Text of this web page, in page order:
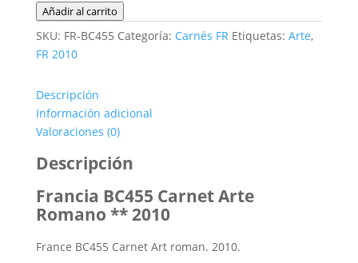
2010
Francia
BC455
Romano
cantidad
Añadir al carrito
SKU: FR-BC455 Categoría: Carnés FR Etiquetas: Arte,
FR 2010
Descripción
Información adicional
Valoraciones (0)
Descripción
Francia BC455 Carnet Arte
Romano ** 2010
France BC455 Carnet Art roman. 2010.